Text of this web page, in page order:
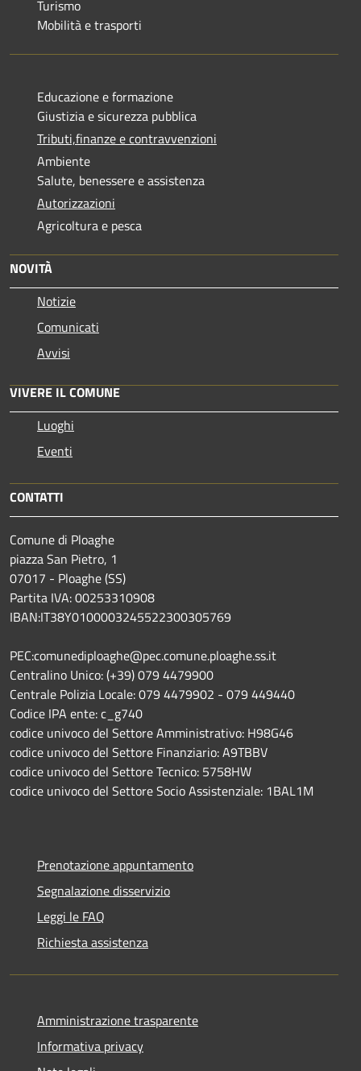
Turismo
Mobilità e trasporti
Educazione e formazione
Giustizia e sicurezza pubblica
Tributi,finanze e contravvenzioni
Ambiente
Salute, benessere e assistenza
Autorizzazioni
Agricoltura e pesca
NOVITÀ
Notizie
Comunicati
Avvisi
VIVERE IL COMUNE
Luoghi
Eventi
CONTATTI
Comune di Ploaghe
piazza San Pietro, 1
07017 - Ploaghe (SS)
Partita IVA: 00253310908
IBAN:IT38Y0100003245522300305769
PEC:comunediploaghe@pec.comune.ploaghe.ss.it
Centralino Unico: (+39) 079 4479900
Centrale Polizia Locale: 079 4479902 - 079 449440
Codice IPA ente: c_g740
codice univoco del Settore Amministrativo: H98G46
codice univoco del Settore Finanziario: A9TBBV
codice univoco del Settore Tecnico: 5758HW
codice univoco del Settore Socio Assistenziale: 1BAL1M
Prenotazione appuntamento
Segnalazione disservizio
Leggi le FAQ
Richiesta assistenza
Amministrazione trasparente
Informativa privacy